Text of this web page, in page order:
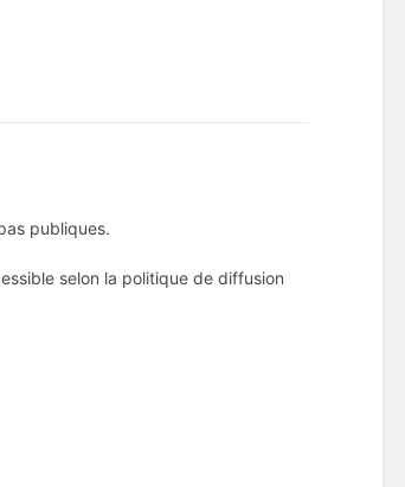
publiques.
selon la politique de diffusion